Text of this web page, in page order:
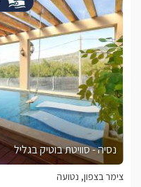
נסיה - סוויטת בוטיק בגליל
צימר בצפון, נטועה